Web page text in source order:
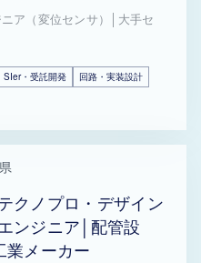
ア（変位センサ）│大手セ
SIer・受託開発
回路・実装設計
ノプロ・デザイン
ンジニア│配管設
メーカー